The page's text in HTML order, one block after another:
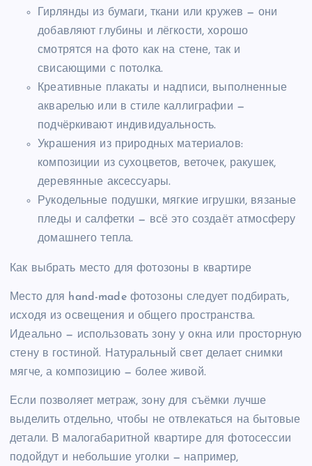
Гирлянды из бумаги, ткани или кружев — они
добавляют глубины и лёгкости, хорошо
смотрятся на фото как на стене, так и
свисающими с потолка.
Креативные плакаты и надписи, выполненные
акварелью или в стиле каллиграфии —
подчёркивают индивидуальность.
Украшения из природных материалов:
композиции из сухоцветов, веточек, ракушек,
деревянные аксессуары.
Рукодельные подушки, мягкие игрушки, вязаные
пледы и салфетки — всё это создаёт атмосферу
домашнего тепла.
Как выбрать место для фотозоны в квартире
Место для hand-made фотозоны следует подбирать,
исходя из освещения и общего пространства.
Идеально — использовать зону у окна или просторную
стену в гостиной. Натуральный свет делает снимки
мягче, а композицию — более живой.
Если позволяет метраж, зону для съёмки лучше
выделить отдельно, чтобы не отвлекаться на бытовые
детали. В малогабаритной квартире для фотосессии
подойдут и небольшие уголки — например,